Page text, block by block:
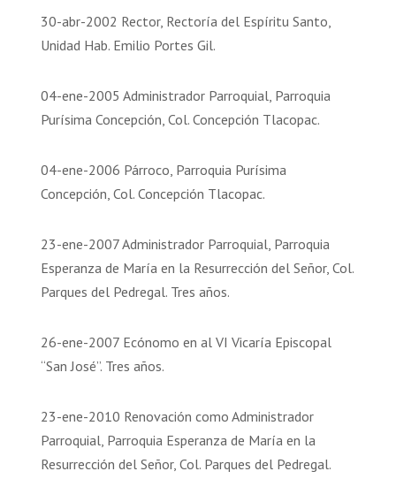
30-abr-2002 Rector, Rectoría del Espíritu Santo,
Unidad Hab. Emilio Portes Gil.
04-ene-2005 Administrador Parroquial, Parroquia
Purísima Concepción, Col. Concepción Tlacopac.
04-ene-2006 Párroco, Parroquia Purísima
Concepción, Col. Concepción Tlacopac.
23-ene-2007 Administrador Parroquial, Parroquia
Esperanza de María en la Resurrección del Señor, Col.
Parques del Pedregal. Tres años.
26-ene-2007 Ecónomo en al VI Vicaría Episcopal
“San José”. Tres años.
23-ene-2010 Renovación como Administrador
Parroquial, Parroquia Esperanza de María en la
Resurrección del Señor, Col. Parques del Pedregal.